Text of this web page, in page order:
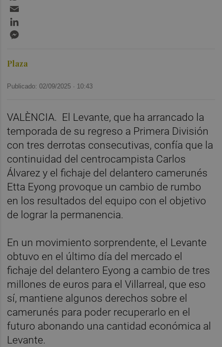
Plaza
Publicado: 02/09/2025 · 10:43
VALÈNCIA. El Levante, que ha arrancado la
temporada de su regreso a Primera División
con tres derrotas consecutivas, confía que la
continuidad del centrocampista Carlos
Álvarez y el fichaje del delantero camerunés
Etta Eyong provoque un cambio de rumbo
en los resultados del equipo con el objetivo
de lograr la permanencia.
En un movimiento sorprendente, el Levante
obtuvo en el último día del mercado el
fichaje del delantero Eyong a cambio de tres
millones de euros para el Villarreal, que eso
sí, mantiene algunos derechos sobre el
camerunés para poder recuperarlo en el
futuro abonando una cantidad económica al
Levante.